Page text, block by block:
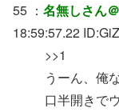
55 ： 名無しさん
18:59:57.22
>>1
うーん、俺
口半開きで